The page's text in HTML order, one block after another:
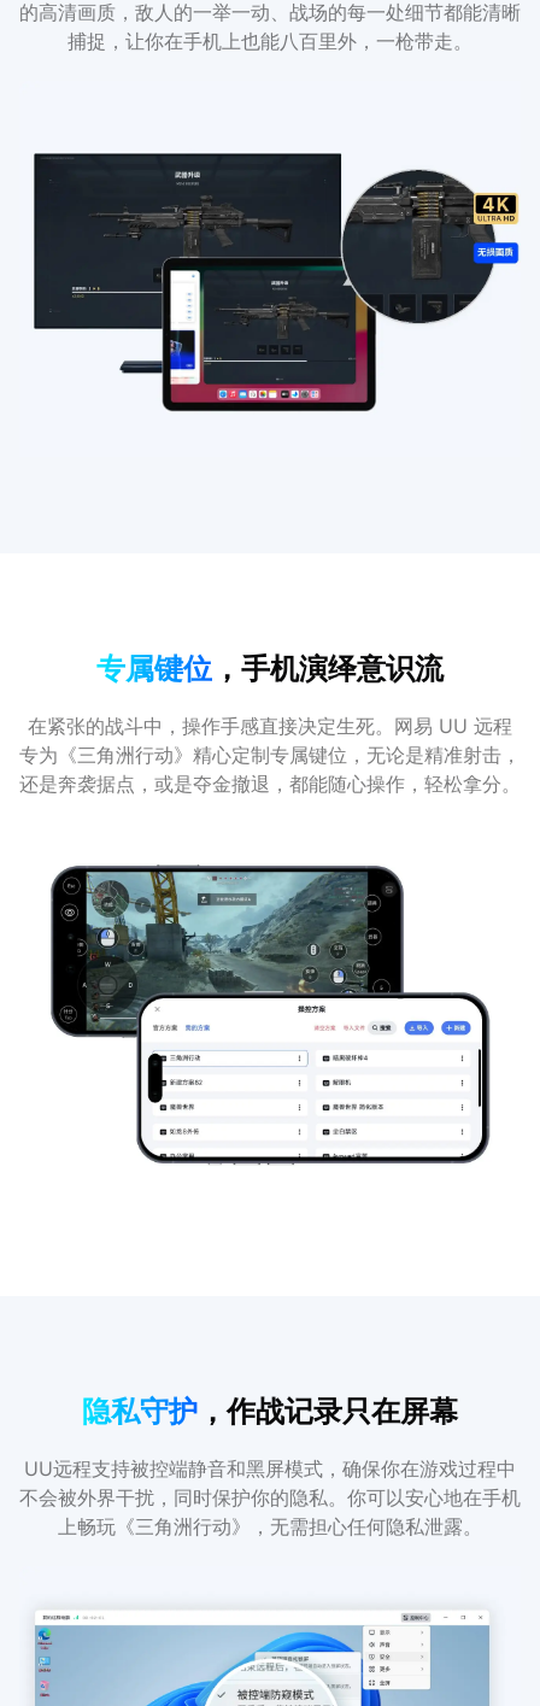
的高清画质，敌人的一举一动、战场的每一处细节都能清晰
捕捉，让你在手机上也能八百里外，一枪带走。
专属键位 ，手机演绎意识流
在紧张的战斗中，操作手感直接决定生死。网易 UU 远程
专为《三角洲行动》精心定制专属键位，无论是精准射击，
还是奔袭据点，或是夺金撤退，都能随心操作，轻松拿分。
隐私守护 ，作战记录只在屏幕
UU远程支持被控端静音和黑屏模式，确保你在游戏过程中
不会被外界干扰，同时保护你的隐私。你可以安心地在手机
上畅玩《三角洲行动》，无需担心任何隐私泄露。